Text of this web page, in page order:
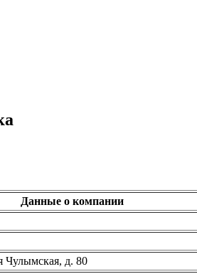
Данные о компании
Чулымская, д. 80